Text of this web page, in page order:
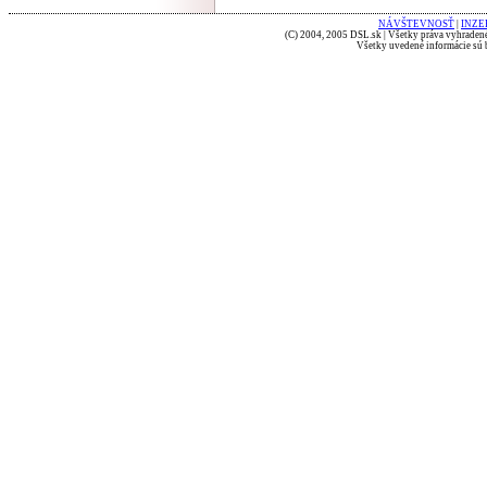
NÁVŠTEVNOSŤ
(C) 2004, 2005 DSL.sk | Všetky práva
Všetky uvedené informácie sú